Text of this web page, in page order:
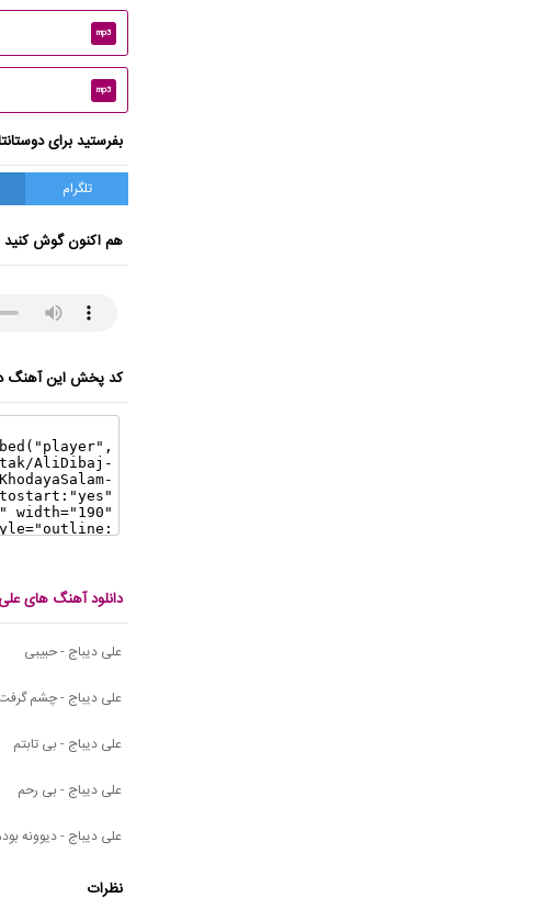
mp3
mp3
بفرستید برای
تلگرام
هم اکنون گوش کنید
کد پخش این آهنگ
دانلود آهنگ های
علی دیباج - حبیبی
علی دیباج - چشم
علی دیباج - بی تابتم
علی دیباج - بی رحم
علی دیباج - دیوونه
نظرات